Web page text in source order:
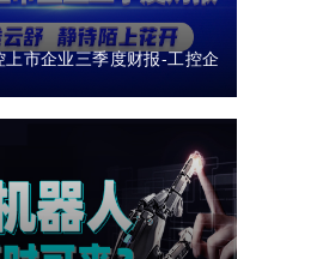
市企业三季度财报-工控企